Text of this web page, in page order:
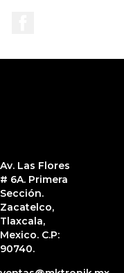
Av. Las Flores
# 6A. Primera
Sección.
Zacatelco,
Tlaxcala,
Mexico. C.P:
90740.